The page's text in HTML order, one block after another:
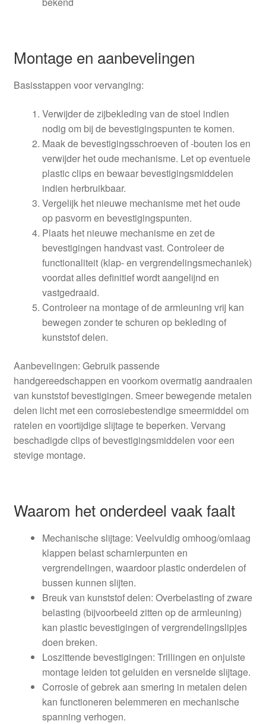
Montage en aanbevelingen
Basisstappen voor vervanging:
Verwijder de zijbekleding van de stoel indien
nodig om bij de bevestigingspunten te komen.
Maak de bevestigingsschroeven of -bouten los en
verwijder het oude mechanisme. Let op eventuele
plastic clips en bewaar bevestigingsmiddelen
indien herbruikbaar.
Vergelijk het nieuwe mechanisme met het oude
op pasvorm en bevestigingspunten.
Plaats het nieuwe mechanisme en zet de
bevestigingen handvast vast. Controleer de
functionaliteit (klap- en vergrendelingsmechaniek)
voordat alles definitief wordt aangelijnd en
vastgedraaid.
Controleer na montage of de armleuning vrij kan
bewegen zonder te schuren op bekleding of
kunststof delen.
Aanbevelingen: Gebruik passende
handgereedschappen en voorkom overmatig aandraaien
van kunststof bevestigingen. Smeer bewegende metalen
delen licht met een corrosiebestendige smeermiddel om
ratelen en voortijdige slijtage te beperken. Vervang
beschadigde clips of bevestigingsmiddelen voor een
stevige montage.
Waarom het onderdeel vaak faalt
Mechanische slijtage: Veelvuldig omhoog/omlaag
klappen belast scharnierpunten en
vergrendelingen, waardoor plastic onderdelen of
bussen kunnen slijten.
Breuk van kunststof delen: Overbelasting of zware
belasting (bijvoorbeeld zitten op de armleuning)
kan plastic bevestigingen of vergrendelingslipjes
doen breken.
Loszittende bevestigingen: Trillingen en onjuiste
montage leiden tot geluiden en versnelde slijtage.
Corrosie of gebrek aan smering in metalen delen
kan functioneren belemmeren en mechanische
spanning verhogen.